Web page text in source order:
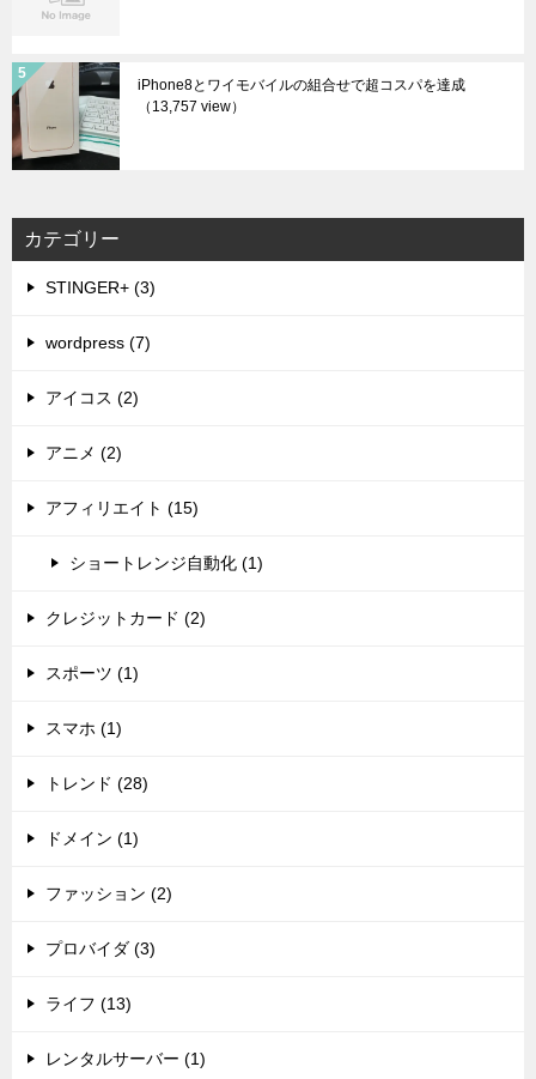
iPhone8とワイモバイルの組合せで超コスパを達成
（13,757 view）
カテゴリー
STINGER+ (3)
wordpress (7)
アイコス (2)
アニメ (2)
アフィリエイト (15)
ショートレンジ自動化 (1)
クレジットカード (2)
スポーツ (1)
スマホ (1)
トレンド (28)
ドメイン (1)
ファッション (2)
プロバイダ (3)
ライフ (13)
レンタルサーバー (1)